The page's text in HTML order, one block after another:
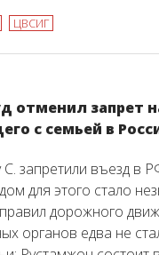
ЦВСИГ
отменил запрет
с семьей в
С. запретили въезд в
для этого стало
дорожного
органов едва не